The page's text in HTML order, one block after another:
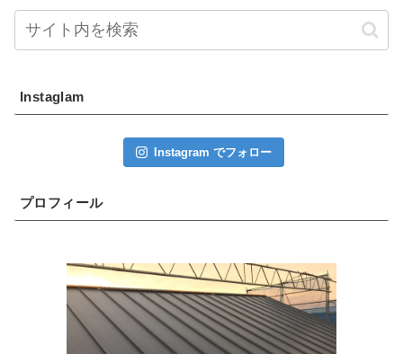
Instaglam
Instagram でフォロー
プロフィール